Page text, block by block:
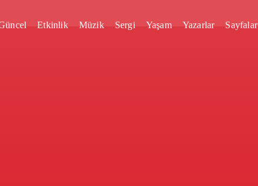
Etkinlik Müzik Sergi Yaşam Yazarlar Sayfalar